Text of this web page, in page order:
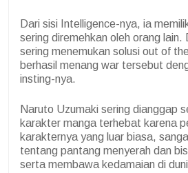
Dari sisi Intelligence-nya, ia
sering diremehkan oleh orang lain.
sering menemukan solusi out of
berhasil menang war tersebut
insting-nya.
Naruto Uzumaki sering dianggap
karakter manga terhebat karena
karakternya yang luar biasa,
tentang pantang menyerah dan
serta membawa kedamaian di